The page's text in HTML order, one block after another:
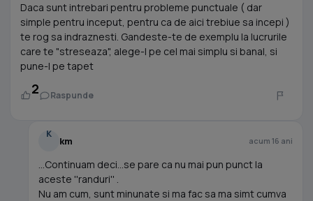
Daca sunt intrebari pentru probleme punctuale ( dar
simple pentru inceput, pentru ca de aici trebiue sa incepi )
te rog sa indraznesti. Gandeste-te de exemplu la lucrurile
care te "streseaza", alege-l pe cel mai simplu si banal, si
pune-l pe tapet
2 Raspunde
K
km acum 16 ani
...Continuam deci...se pare ca nu mai pun punct la
aceste ''randuri'' .
Nu am cum, sunt minunate si ma fac sa ma simt cumva